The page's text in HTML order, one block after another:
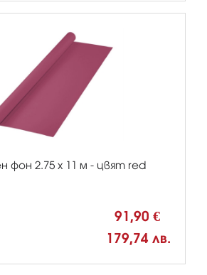
фон 2.75 x 11 м - цвят red
91,90 €
179,74 лв.